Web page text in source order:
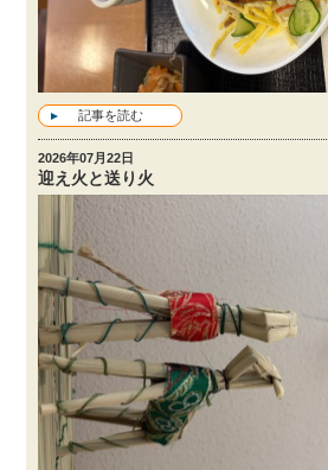
記事を読む
2026年07月22日
迎え火と送り火